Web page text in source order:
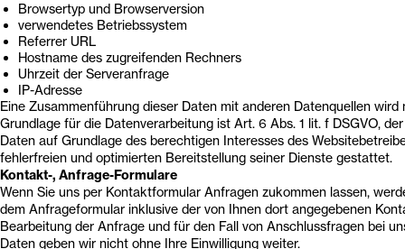
Browsertyp und Browserversion
verwendetes Betriebssystem
Referrer URL
Hostname des zugreifenden Rechners
Uhrzeit der Serveranfrage
IP-Adresse
Eine Zusammenführung dieser Daten mit anderen Datenquellen wird
Grundlage für die Datenverarbeitung ist Art. 6 Abs. 1 lit. f DSGVO,
Daten auf Grundlage des berechtigen Interesses des
fehlerfreien und optimierten Bereitstellung seiner Dienste gestattet.
Kontakt-, Anfrage-Formulare
Wenn Sie uns per Kontaktformular Anfragen zukommen lassen,
dem Anfrageformular inklusive der von Ihnen dort angegebenen
Bearbeitung der Anfrage und für den Fall von Anschlussfragen bei
Daten geben wir nicht ohne Ihre Einwilligung weiter.